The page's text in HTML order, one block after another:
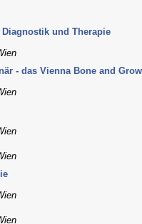
und Therapie
- das Vienna Bone and